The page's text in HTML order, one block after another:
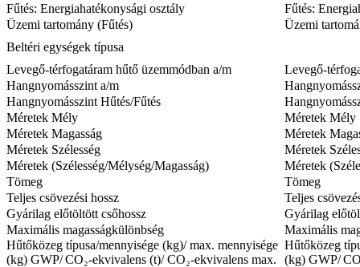
Fűtés: Energiahatékonysági osztály
Fűtés:
Üzemi tartomány (Fűtés)
Üzemi
Beltéri egységek típusa
Levegő-térfogatáram hűtő üzemmódban a/m
Levegő-
Hangnyomásszint a/m
Hangnyomásszint Hűtés/Fűtés
Méretek Mély
Méretek Mély
Méretek Magasság
Méretek
Méretek Szélesség
Méretek
Méretek (Szélesség/Mélység/Magasság)
Méretek
Tömeg
Tömeg
Teljes csövezési hossz
Teljes
Gyárilag előtöltött csőhossz
Gyárilag
Maximális magasságkülönbség
Maximális
Hűtőközeg típusa/mennyisége (kg)/ max. mennyisége
(kg) GWP/ CO₂-ekvivalens (t)/ CO₂-ekvivalens max.
Hűtőközeg
(kg) GWP/